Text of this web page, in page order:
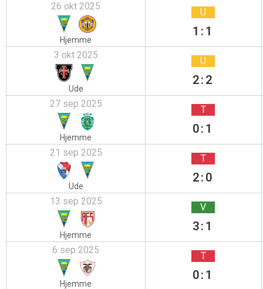
26 okt 2025
Hjemme
U
1:1
3 okt 2025
Ude
U
2:2
27 sep 2025
Hjemme
T
0:1
21 sep 2025
Ude
T
2:0
13 sep 2025
Hjemme
V
3:1
6 sep 2025
Hjemme
T
0:1